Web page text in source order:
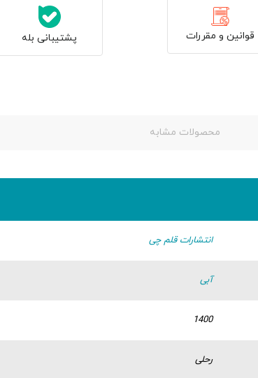
قوانین و مقررات پشتیبانی بله
محصولات مشابه
انتشارات قلم چی
آبی
1400
رحلی